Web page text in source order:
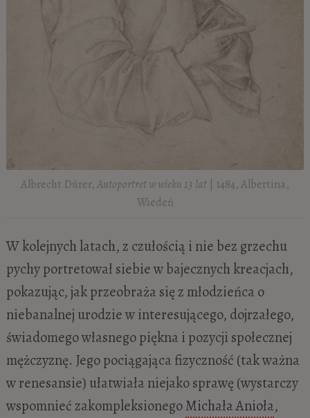
Albrecht Dürer,Autoportret w wieku 13 lat | 1484, Albertina,
Wiedeń
W kolejnych latach, z czułością i nie bez grzechu
pychy portretował siebie w bajecznych kreacjach,
pokazując, jak przeobraża się z młodzieńca o
niebanalnej urodzie w interesującego, dojrzałego,
świadomego własnego piękna i pozycji społecznej
mężczyznę. Jego pociągająca fizyczność (tak ważna
w renesansie) ułatwiała niejako sprawę (wystarczy
wspomnieć zakompleksionegoMichała Anioła,